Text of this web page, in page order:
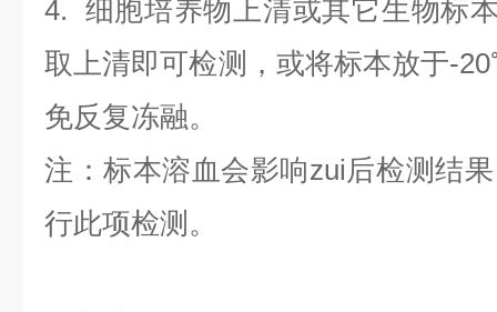
4. 细胞培养物上清或其它生物标
取上清即可检测，或将标本放于-
免反复冻融。
注：标本溶血会影响zui后检测结
行此项检测。